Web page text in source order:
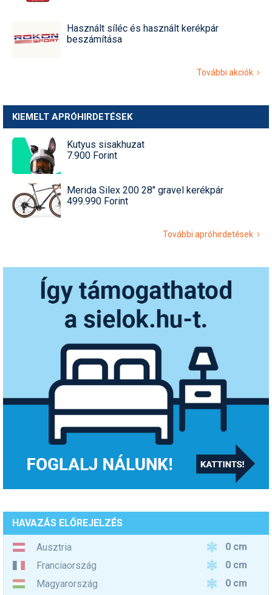
Használt síléc és használt kerékpár
beszámítása
További akciók
KIEMELT APRÓHIRDETÉSEK
Kutyus sisakhuzat
7.900 Forint
Merida Silex 200 28" gravel kerékpár
499.990 Forint
További apróhirdetések
HAVAZÁS ELŐREJELZÉS
Ausztria
0 cm
Franciaország
0 cm
Magyarország
0 cm